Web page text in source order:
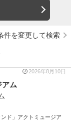
件を変更して検索
2026年8月10日
アム
ド」アクトミュージア